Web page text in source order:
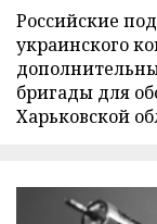
Российские
украинского
бригады для
Харьковской